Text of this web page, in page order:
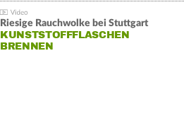
Riesige Rauchwolke bei Stuttgart
KUNSTSTOFFFLASCHEN
BRENNEN